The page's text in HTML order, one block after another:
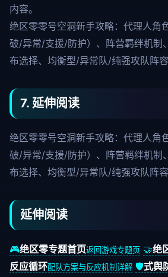
内容。
绝区零零号空洞新手攻略：代理人角
破/异常/支援/防护）、阵营羁绊机制
布选择、均衡型/异常队/纯强攻队阵容
7. 延伸阅读
绝区零零号空洞新手攻略：代理人角
破/异常/支援/防护）、阵营羁绊机制
布选择、均衡型/异常队/纯强攻队阵容
延伸阅读
🎮绝区零专题首页返回游戏专题页 🤝绝
反应循环配队方案与反应机制详解 🛡️式舆